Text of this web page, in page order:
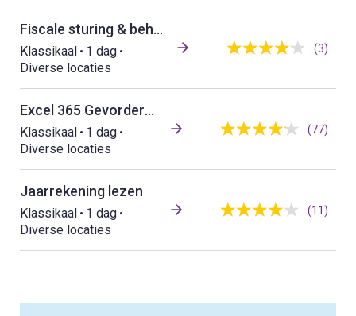
Fiscale sturing & beheersing
Klassikaal
1 dag
Diverse locaties
(3)
Excel 365 Gevorderd (klassikaal)
Klassikaal
1 dag
Diverse locaties
(77)
Jaarrekening lezen
Klassikaal
1 dag
Diverse locaties
(11)